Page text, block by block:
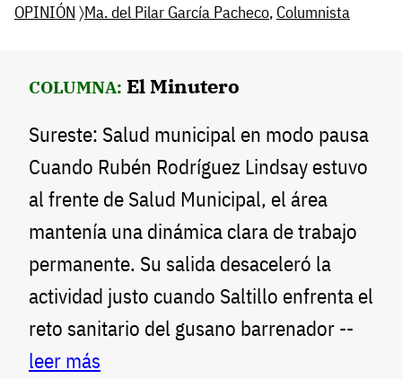
OPINIÓN 〉Ma. del Pilar García Pacheco, Columnista
COLUMNA: El Minutero
Sureste: Salud municipal en modo pausa
Cuando Rubén Rodríguez Lindsay estuvo
al frente de Salud Municipal, el área
mantenía una dinámica clara de trabajo
permanente. Su salida desaceleró la
actividad justo cuando Saltillo enfrenta el
reto sanitario del gusano barrenador --
leer más